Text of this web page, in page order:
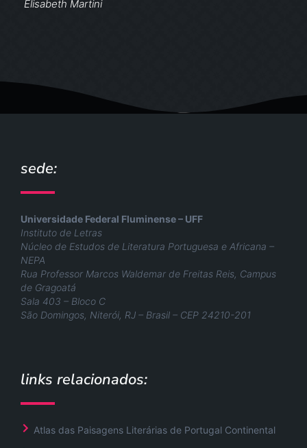
Elisabeth Martini
sede:
Universidade Federal Fluminense – UFF
Instituto de Letras
Núcleo de Estudos de Literatura Portuguesa e Africana –
NEPA
Rua Professor Marcos Waldemar de Freitas Reis, Campus
de Gragoatá
Sala 403 – Bloco C
São Domingos, Niterói, RJ – Brasil – CEP 24210-201
links relacionados:
Atlas das Paisagens Literárias de Portugal Continental